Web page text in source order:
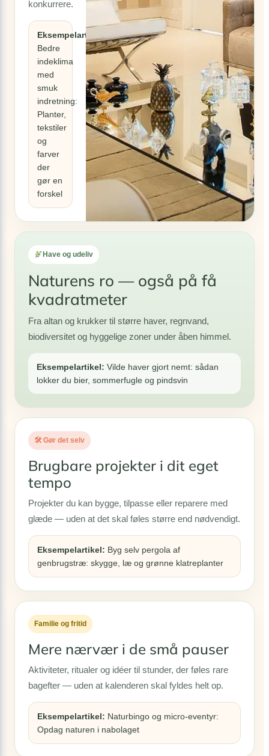
konkurrere.
Eksempelartikel:
Bedre
indeklima
med
smuk
indretning:
Planter,
tekstiler
og
farver
der
gør en
forskel
Have og udeliv
Naturens ro — også på få
kvadratmeter
Fra altan og krukker til større haver, regnvand,
biodiversitet og hyggelige zoner under åben himmel.
Eksempelartikel: Vilde haver gjort nemt: sådan
lokker du bier, sommerfugle og pindsvin
🛠 Gør det selv
Brugbare projekter i dit eget
tempo
Projekter du kan bygge, tilpasse eller reparere med
glæde — uden at det skal føles større end nødvendigt.
Eksempelartikel: Byg selv pergola af
genbrugstræ: skygge, læ og grønne klatreplanter
Familie og fritid
Mere nærvær i de små pauser
Aktiviteter, ritualer og idéer til stunder, der føles rare
bagefter — uden at kalenderen skal fyldes helt op.
Eksempelartikel: Naturbingo og micro-eventyr:
Opdag naturen i nabolaget